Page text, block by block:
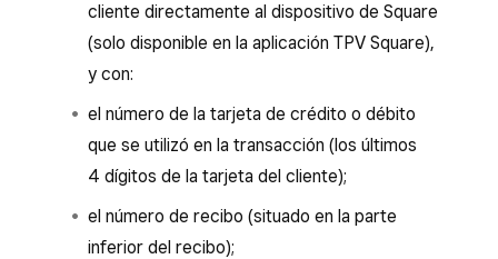
cliente directamente al dispositivo de Square
(solo disponible en la aplicación TPV Square),
y con:
el número de la tarjeta de crédito o débito
que se utilizó en la transacción (los últimos
4 dígitos de la tarjeta del cliente);
el número de recibo (situado en la parte
inferior del recibo);